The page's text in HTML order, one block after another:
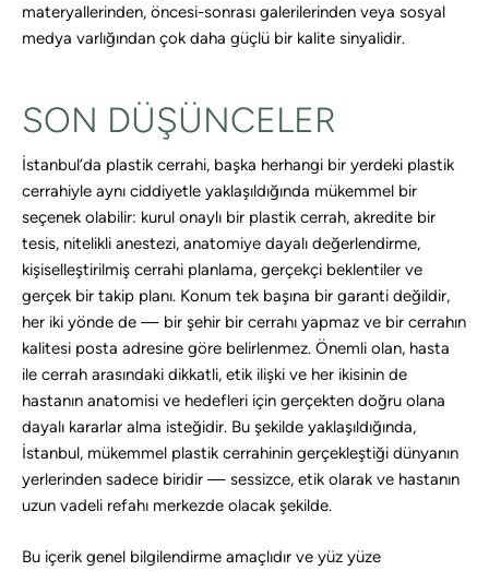
materyallerinden, öncesi-sonrası galerilerinden veya sosyal
medya varlığından çok daha güçlü bir kalite sinyalidir.
SON DÜŞÜNCELER
İstanbul’da plastik cerrahi, başka herhangi bir yerdeki plastik
cerrahiyle aynı ciddiyetle yaklaşıldığında mükemmel bir
seçenek olabilir: kurul onaylı bir plastik cerrah, akredite bir
tesis, nitelikli anestezi, anatomiye dayalı değerlendirme,
kişiselleştirilmiş cerrahi planlama, gerçekçi beklentiler ve
gerçek bir takip planı. Konum tek başına bir garanti değildir,
her iki yönde de — bir şehir bir cerrahı yapmaz ve bir cerrahın
kalitesi posta adresine göre belirlenmez. Önemli olan, hasta
ile cerrah arasındaki dikkatli, etik ilişki ve her ikisinin de
hastanın anatomisi ve hedefleri için gerçekten doğru olana
dayalı kararlar alma isteğidir. Bu şekilde yaklaşıldığında,
İstanbul, mükemmel plastik cerrahinin gerçekleştiği dünyanın
yerlerinden sadece biridir — sessizce, etik olarak ve hastanın
uzun vadeli refahı merkezde olacak şekilde.
Bu içerik genel bilgilendirme amaçlıdır ve yüz yüze